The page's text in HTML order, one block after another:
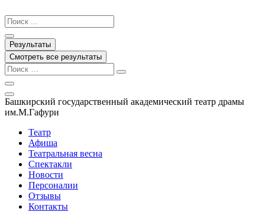
к
содержимому
Search
...
Результаты
Смотреть все результаты
Башкирский государственный академический театр драмы
им.М.Гафури
Театр
Афиша
Театральная весна
Спектакли
Новости
Персоналии
Отзывы
Контакты